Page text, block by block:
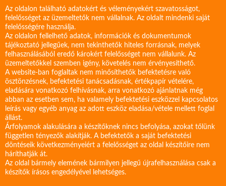
Az oldalon található adatokért és véleményekért szavatosságot,
felelősséget az üzemeltetők nem vállalnak. Az oldalt mindenki saját
felelősségére használja.
Az oldalon fellelhető adatok, információk és dokumentumok
tájékoztató jellegűek, nem tekinthetők hiteles forrásnak, melyek
felhasználásából eredő károkért felelősséget nem vállalunk. Az
üzemeltetőkkel szemben igény, követelés nem érvényesíthető.
A website-ban foglaltak nem minősíthetők befektetésre való
ösztönzésnek, befektetési tanácsadásnak, értékpapír vételére,
eladására vonatkozó felhívásnak, arra vonatkozó ajánlatnak még
abban az esetben sem, ha valamely befektetési eszközzel kapcsolatos
leírás vagy egyéb anyag az adott eszköz eladása/vétele mellett foglal
állást.
Árfolyamok alakulására a készítőknek nincs befolyása, azokat tőlünk
független tényezők alakítják. A befektetők a saját befektetési
döntéseik következményeiért a felelősséget az oldal készítőire nem
háríthatják át.
Az oldal bármely elemének bármilyen jellegű újrafelhasználása csak a
készítők írásos engedélyével lehetséges.